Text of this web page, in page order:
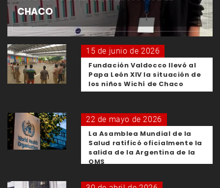
CHACO
15 de junio de 2026
Fundación Valdocco llevó al
Papa León XIV la situación de
los niños Wichí de Chaco
22 de mayo de 2026
La Asamblea Mundial de la
Salud ratificó oficialmente la
salida de la Argentina de la
OMS